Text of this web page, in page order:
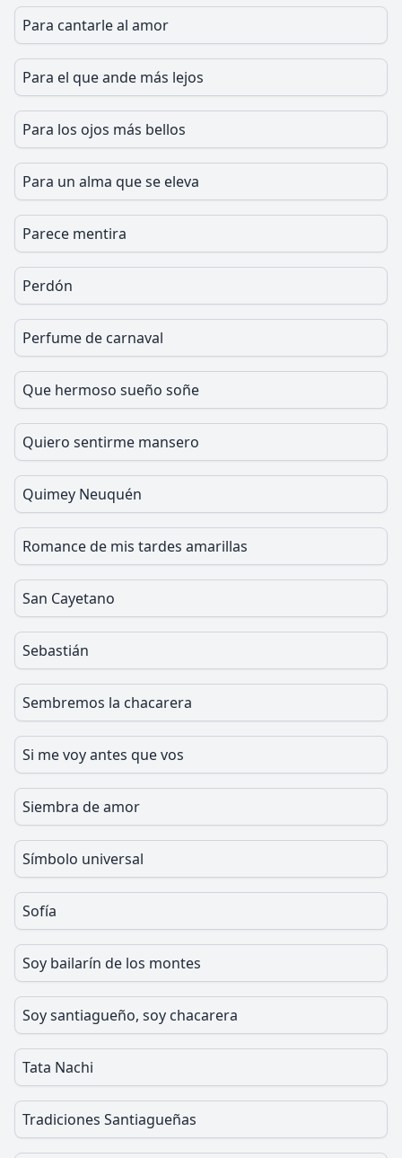
Para cantarle al amor
Para el que ande más lejos
Para los ojos más bellos
Para un alma que se eleva
Parece mentira
Perdón
Perfume de carnaval
Que hermoso sueño soñe
Quiero sentirme mansero
Quimey Neuquén
Romance de mis tardes amarillas
San Cayetano
Sebastián
Sembremos la chacarera
Si me voy antes que vos
Siembra de amor
Símbolo universal
Sofía
Soy bailarín de los montes
Soy santiagueño, soy chacarera
Tata Nachi
Tradiciones Santiagueñas